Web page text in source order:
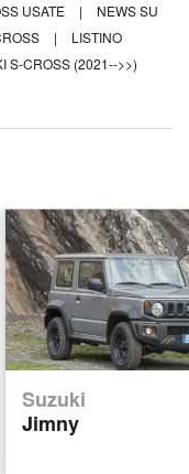
USATE |
NEWS SU
|
LISTINO
S-CROSS (2021-->>)
Suzuki
Jimny